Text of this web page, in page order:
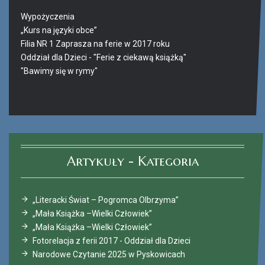
Wypożyczenia
„Kurs na języki obce”
Filia NR 1 Zaprasza na ferie w 2017 roku
Oddział dla Dzieci - "Ferie z ciekawą książką"
"Bawimy się w rymy"
Artykuły - Kategoria
„Literacki Świat – Pogromca Olbrzyma”
„Mała Książka –Wielki Człowiek”
„Mała Książka –Wielki Człowiek”
Fotorelacja z ferii 2017 - Oddział dla Dzieci
Narodowe Czytanie 2025 w Pyskowicach